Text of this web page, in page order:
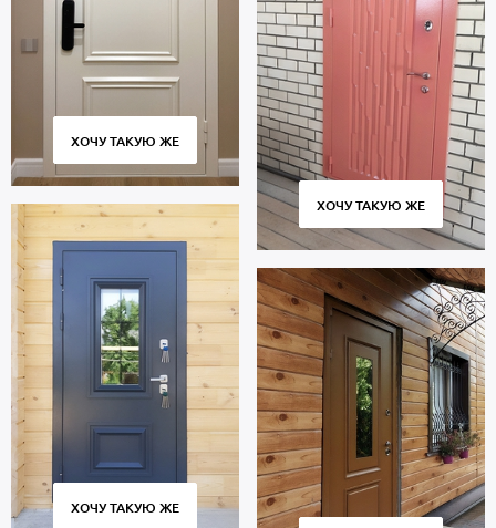
ХОЧУ ТАКУЮ ЖЕ
ХОЧУ ТАКУЮ ЖЕ
ХОЧУ ТАКУЮ ЖЕ